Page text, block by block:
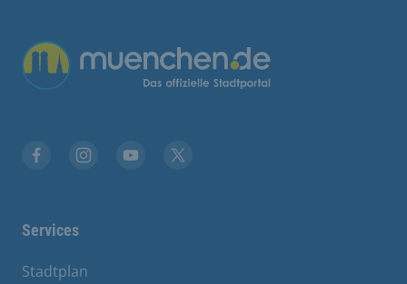
Übergreifende Links
Services
Stadtplan